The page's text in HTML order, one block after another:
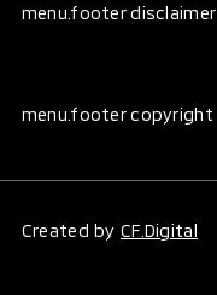
menu.footer disclaimer
menu.footer copyright
Created byCF.Digital